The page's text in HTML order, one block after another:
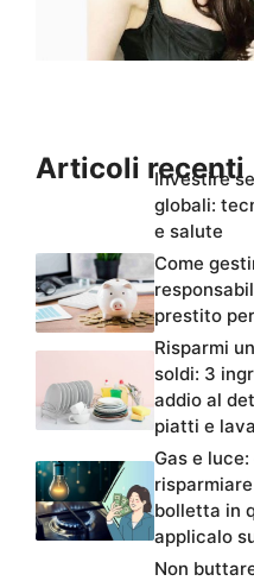
Articoli recenti
Investire
globali:
e salute
Come
prestito
Risparmi
soldi: 3
addio al
piatti e
Gas e
bolletta in
applicalo
Non